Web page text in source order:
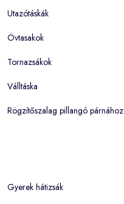
Utazótáskák
Övtasakok
Tornazsákok
Válltáska
Rögzítőszalag pillangó párnához
Gyerek hátizsák